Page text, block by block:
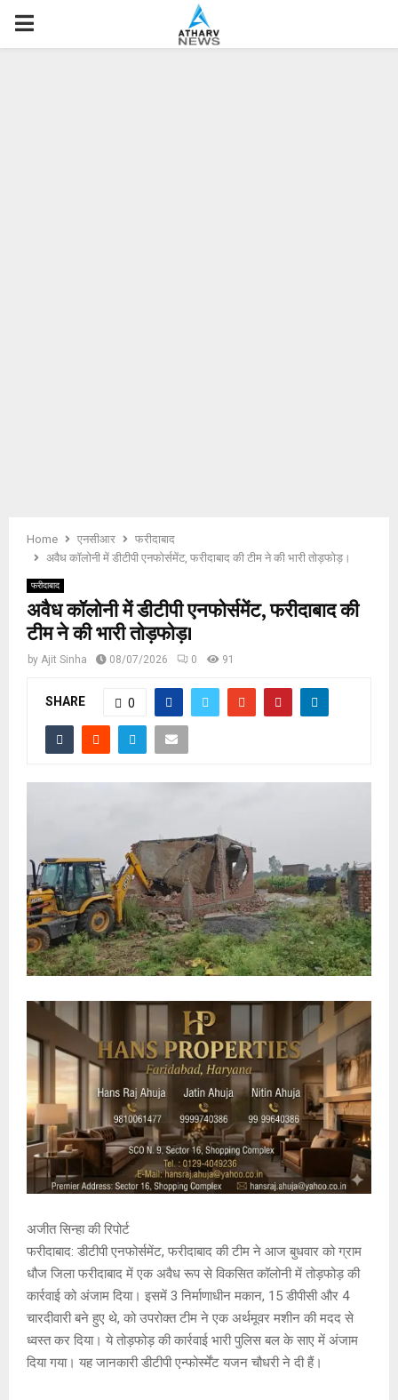
P
Home एनसीआर
फरीदाबाद
अवैध कॉलोनी में डीटीपी एनफोर्समेंट, फरीदाबाद की टीम ने की भारी तोड़फोड़।
फरीदाबाद
अवैध कॉलोनी में डीटीपी एनफोर्समेंट, फरीदाबाद की
टीम ने की भारी तोड़फोड़।
by Ajit Sinha 08/07/2026 0 91
SHARE 0
अजीत सिन्हा की रिपोर्ट
फरीदाबाद: डीटीपी एनफोर्समेंट, फरीदाबाद की टीम ने आज बुधवार को ग्राम
धौज जिला फरीदाबाद में एक अवैध रूप से विकसित कॉलोनी में तोड़फोड़ की
कार्रवाई को अंजाम दिया। इसमें 3 निर्माणाधीन मकान, 15 डीपीसी और 4
चारदीवारी बने हुए थे, को उपरोक्त टीम ने एक अर्थमूवर मशीन की मदद से
ध्वस्त कर दिया। ये तोड़फोड़ की कार्रवाई भारी पुलिस बल के साए में अंजाम
दिया गया। यह जानकारी डीटीपी एन्फोर्स्मेंट यजन चौधरी ने दी हैं।